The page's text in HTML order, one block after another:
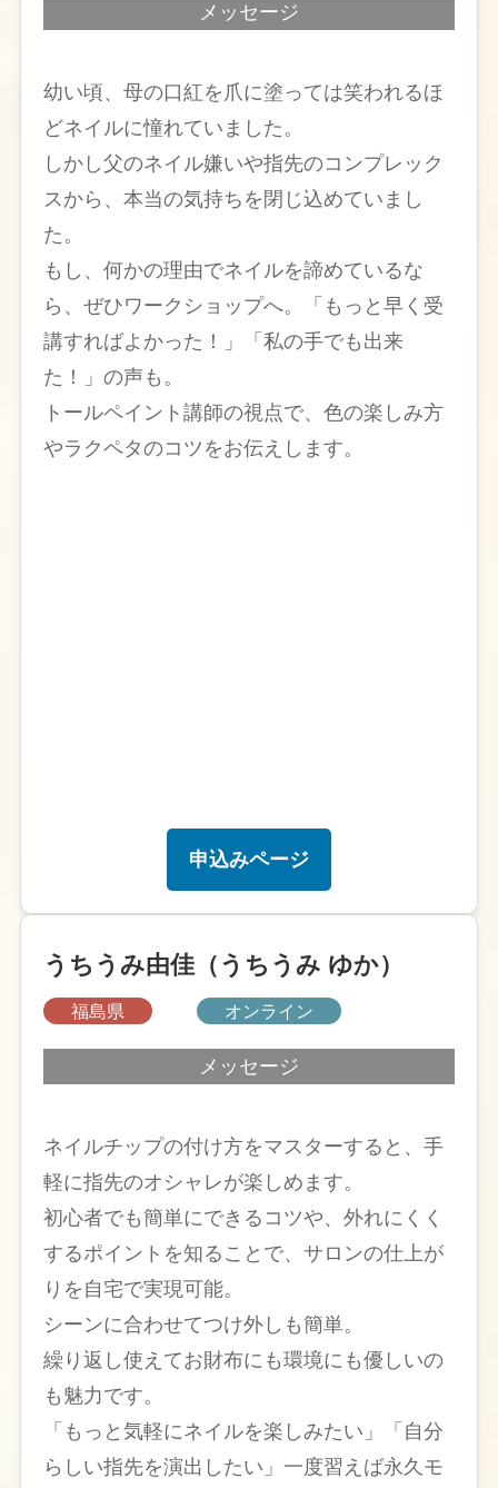
メッセージ
幼い頃、母の口紅を爪に塗っては笑われるほ
どネイルに憧れていました。
しかし父のネイル嫌いや指先のコンプレック
スから、本当の気持ちを閉じ込めていまし
た。
もし、何かの理由でネイルを諦めているな
ら、ぜひワークショップへ。「もっと早く受
講すればよかった！」「私の手でも出来
た！」の声も。
トールペイント講師の視点で、色の楽しみ方
やラクペタのコツをお伝えします。
申込みページ
うちうみ由佳（うちうみ ゆか）
福島県 オンライン
メッセージ
ネイルチップの付け方をマスターすると、手
軽に指先のオシャレが楽しめます。
初心者でも簡単にできるコツや、外れにくく
するポイントを知ることで、サロンの仕上が
りを自宅で実現可能。
シーンに合わせてつけ外しも簡単。
繰り返し使えてお財布にも環境にも優しいの
も魅力です。
「もっと気軽にネイルを楽しみたい」「自分
らしい指先を演出したい」一度習えば永久モ